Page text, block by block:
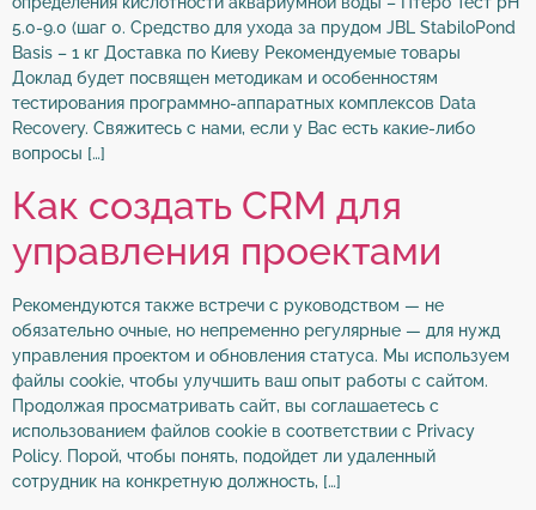
5.0-9.0 (шаг 0. Средство для ухода за прудом JBL StabiloPond
Basis – 1 кг Доставка по Киеву Рекомендуемые товары
Доклад будет посвящен методикам и особенностям
тестирования программно-аппаратных комплексов Data
Recovery. Свяжитесь с нами, если у Вас есть какие-либо
вопросы […]
Как создать CRM для
управления проектами
Рекомендуются также встречи с руководством — не
обязательно очные, но непременно регулярные — для нужд
управления проектом и обновления статуса. Мы используем
файлы cookie, чтобы улучшить ваш опыт работы с сайтом.
Продолжая просматривать сайт, вы соглашаетесь с
использованием файлов cookie в соответствии с Privacy
Policy. Порой, чтобы понять, подойдет ли удаленный
сотрудник на конкретную должность, […]